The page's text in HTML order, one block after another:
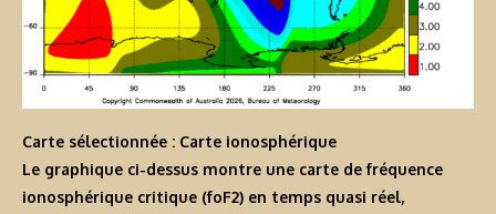
Carte sélectionnée : Carte ionosphérique
Le graphique ci-dessus montre une carte de fréquence
ionosphérique critique (foF2) en temps quasi réel,